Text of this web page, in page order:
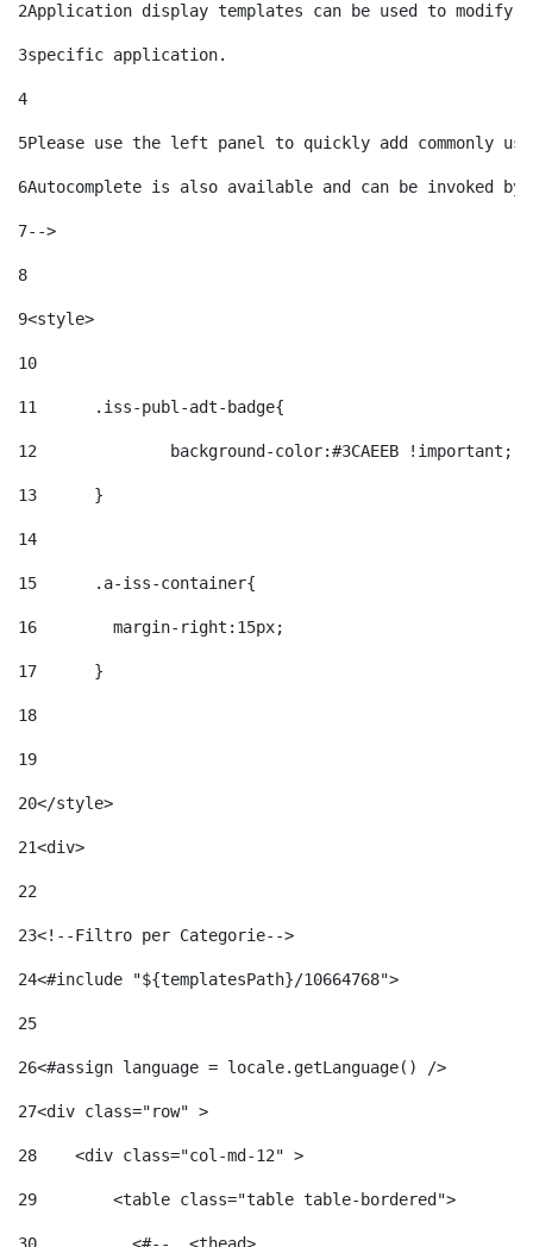
2Application display templates can be used to
3specific application.
4
5Please use the left panel to quickly add commonly
6Autocomplete is also available and can be invoked
7-->
8
9<style>
10
11
	.iss-publ-adt-badge{
12
		background-color:#3CAEEB !important;
13
	}
14
15
	.a-iss-container{
16
	  margin-right:15px;
17
	}
18
19
20</style>
21<div>
22
23<!--Filtro per Categorie-->
24
25
26<#assign language = locale.getLanguage() />
27<div class="row" >
28
    <div class="col-md-12" >
29
        <table class="table table-bordered">